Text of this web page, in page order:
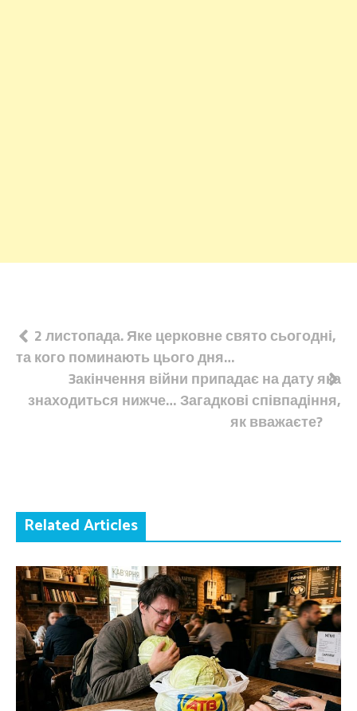
Навігація
записів
2 листопада. Яке церковне свято сьогодні,
та кого поминають цього дня…
3акінчення війни припадає на дату яка
знаходиться нижче… Загадкові співпадіння,
як вважаєте?
Related Articles